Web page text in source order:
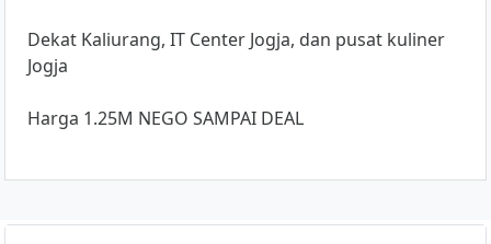
Dekat Kaliurang, IT Center Jogja, dan pusat kuliner
Jogja
Harga 1.25M NEGO SAMPAI DEAL